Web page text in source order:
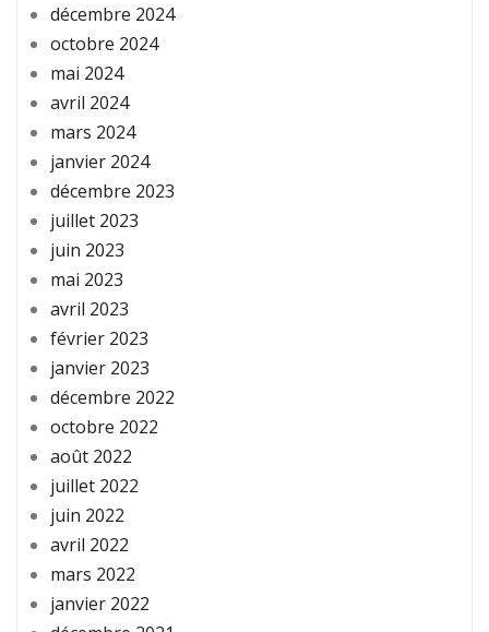
décembre 2024
octobre 2024
mai 2024
avril 2024
mars 2024
janvier 2024
décembre 2023
juillet 2023
juin 2023
mai 2023
avril 2023
février 2023
janvier 2023
décembre 2022
octobre 2022
août 2022
juillet 2022
juin 2022
avril 2022
mars 2022
janvier 2022